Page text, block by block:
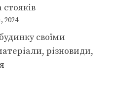
стояків
2024
своїми
різновиди,